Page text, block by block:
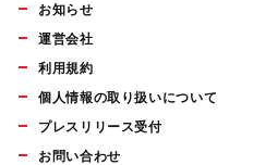
お知らせ
運営会社
利用規約
個人情報の取り扱いについて
プレスリリース受付
お問い合わせ